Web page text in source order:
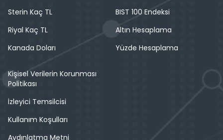
Sterin Kaç TL
Riyal Kaç TL
Kanada Doları
BIST 100 Endeksi
Altın Hesaplama
Yüzde Hesaplama
Kişisel Verilerin Korunması
Politikası
İzleyici Temsilcisi
Kullanım Koşulları
Aydınlatma Metni